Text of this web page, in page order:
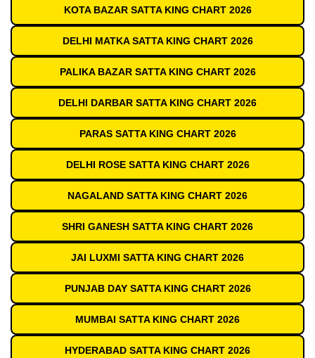
KOTA BAZAR SATTA KING CHART 2026
DELHI MATKA SATTA KING CHART 2026
PALIKA BAZAR SATTA KING CHART 2026
DELHI DARBAR SATTA KING CHART 2026
PARAS SATTA KING CHART 2026
DELHI ROSE SATTA KING CHART 2026
NAGALAND SATTA KING CHART 2026
SHRI GANESH SATTA KING CHART 2026
JAI LUXMI SATTA KING CHART 2026
PUNJAB DAY SATTA KING CHART 2026
MUMBAI SATTA KING CHART 2026
HYDERABAD SATTA KING CHART 2026